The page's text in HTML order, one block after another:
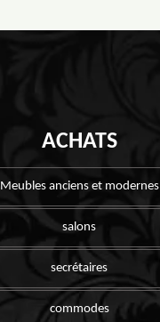
ACHATS
Meubles anciens et modernes
salons
secrétaires
commodes